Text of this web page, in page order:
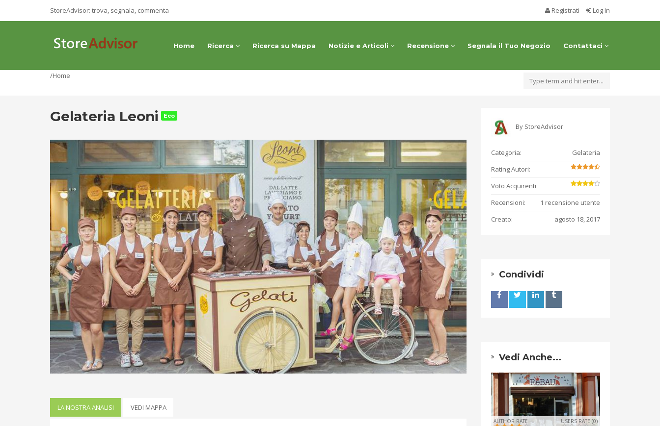
StoreAdvisor: trova, segnala, commenta Registrati Log In
Home Ricerca Ricerca su Mappa Notizie e Articoli Recensione Segnala il Tuo Negozio Contattaci
/Home
Gelateria Leoni Eco
LA NOSTRA ANALISI VEDI MAPPA
By StoreAdvisor
Categoria:
Gelateria
Rating Autori:
Voto Acquirenti
Recensioni:
1 recensione utente
Creato:
agosto 18, 2017
Condividi
Vedi Anche...
AUTHOR RATE USERS RATE (0)